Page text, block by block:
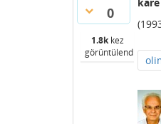
0
1.8kkez
görüntülendi